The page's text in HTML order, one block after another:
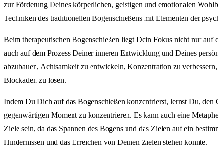
zur Förderung Deines körperlichen, geistigen und emotionalen
Techniken des traditionellen Bogenschießens mit Elementen der
Beim therapeutischen Bogenschießen liegt Dein Fokus nicht nur auf
auch auf dem Prozess Deiner inneren Entwicklung und Deines
abzubauen, Achtsamkeit zu entwickeln, Konzentration zu
Blockaden zu lösen.
Indem Du Dich auf das Bogenschießen konzentrierst, lernst Du, den
gegenwärtigen Moment zu konzentrieren. Es kann auch eine
Ziele sein, da das Spannen des Bogens und das Zielen auf ein
Hindernissen und das Erreichen von Deinen Zielen stehen könnte.